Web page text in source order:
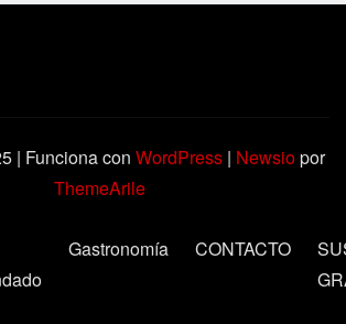
| Funciona con WordPress | Newsiopor
ThemeArile
Gastronomía CONTACTO